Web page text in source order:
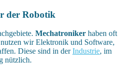
der Robotik
Mechatroniker haben oft
wir Elektronik und Software,
Diese sind in derIndustrie, im
nützlich.